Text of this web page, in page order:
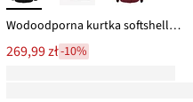
Wodoodporna kurtka softshellowa
269,99 zł-10%